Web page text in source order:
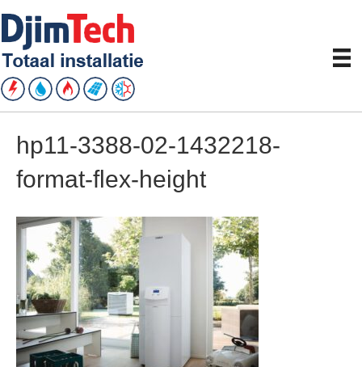
hp11-3388-02-1432218-
format-flex-height